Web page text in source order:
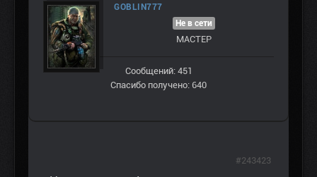
GOBLIN777
Не в сети
МАСТЕР
Сообщений: 451
Спасибо получено: 640
#243423